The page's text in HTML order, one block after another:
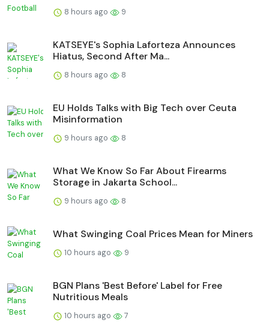
8 hours ago 9
KATSEYE's Sophia Laforteza Announces
Hiatus, Second After Ma...
8 hours ago 8
EU Holds Talks with Big Tech over Ceuta
Misinformation
9 hours ago 8
What We Know So Far About Firearms
Storage in Jakarta School...
9 hours ago 8
What Swinging Coal Prices Mean for Miners
10 hours ago 9
BGN Plans 'Best Before' Label for Free
Nutritious Meals
10 hours ago 7